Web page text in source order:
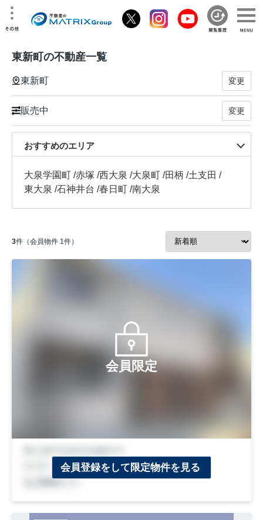
東新町の不動産一覧
東新町 変更
販売中 変更
おすすめのエリア
大泉学園町 /赤塚 /西大泉 /大泉町 /田柄 /土支田 /
東大泉 /石神井台 /春日町 /南大泉
3件（会員物件 1件）
会員限定
会員登録をして限定物件を見る